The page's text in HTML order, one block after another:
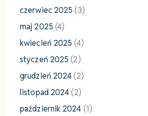
czerwiec 2025 (3)
maj 2025 (4)
kwiecień 2025 (4)
styczeń 2025 (2)
grudzień 2024(2)
listopad 2024(2)
październik 2024 (1)